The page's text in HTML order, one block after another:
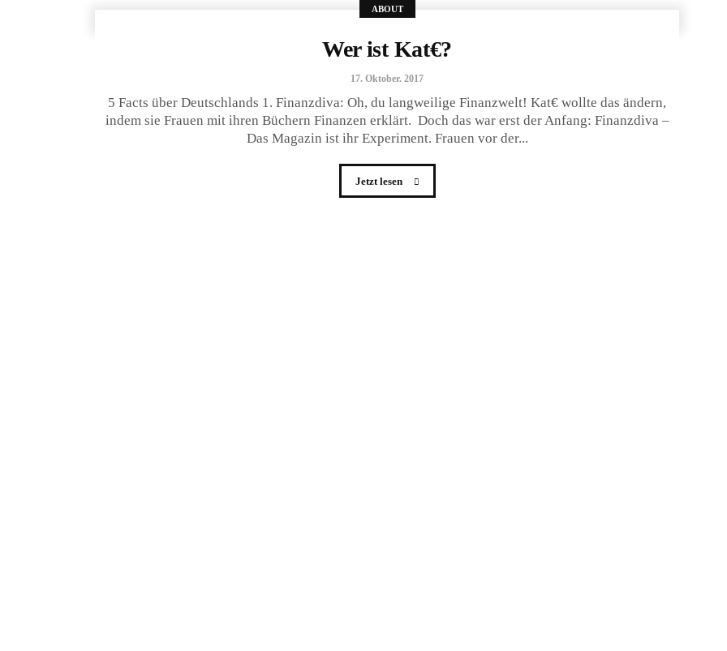
ABOUT
Wer ist Kat€?
17. Oktober. 2017
5 Facts über Deutschlands 1. Finanzdiva: Oh, du langweilige Finanzwelt! Kat€ wollte das ändern,
indem sie Frauen mit ihren Büchern Finanzen erklärt. Doch das war erst der Anfang: Finanzdiva –
Das Magazin ist ihr Experiment. Frauen vor der...
Jetzt lesen